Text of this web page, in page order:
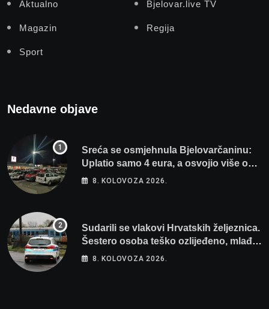
Aktualno Bjelovar.live TV
Magazin Regija
Sport
Nedavne objave
Sreća se osmjehnula Bjelovarčaninu:
Uplatio samo 4 eura, a osvojio više od
80 tisuća eura
8. KOLOVOZA 2026.
Sudarili se vlakovi Hrvatskih željeznica.
Šestero osoba teško ozlijeđeno, mlađa
žena na intenzivnoj
8. KOLOVOZA 2026.